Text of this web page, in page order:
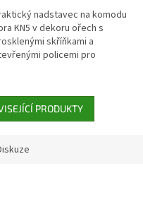
nadstavec na komodu
KN5 v dekoru ořech s
skříňkami a
policemi pro
z...
PRODUKTY